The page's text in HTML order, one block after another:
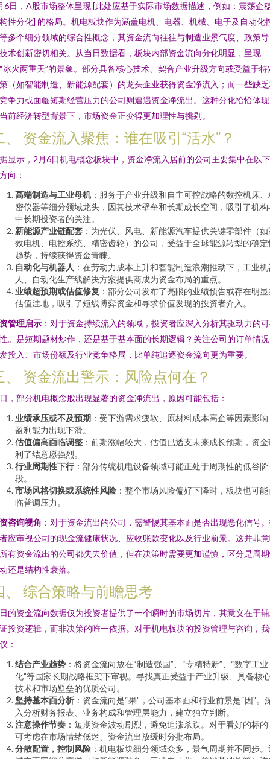
6日，A股市场整体呈现 [此处应基于实际市场数据描述，例如：震荡企
性分化] 的格局。机电板块作为涵盖电机、电器、机械、电子及自动化
多个细分领域的综合性概念，其资金流向往往与制造业景气度、政策
术创新密切相关。从当日数据看，板块内部资金流向分化明显，呈现
冰火两重天”的景象。部分具备核心技术、契合产业升级方向或受益于特
（如智能制造、新能源配套）的龙头企业获得资金净流入；而一些缺
争力或面临短期经营压力的公司则遭遇资金净流出。这种分化恰恰体
前经济转型背景下，市场资金正变得更加理性与挑剔。
、 资金流入聚焦：谁在吸引“活水”？
显示，2月6日机电概念板块中，资金净流入居前的公司主要集中在以
向：
高端制造与工业母机：服务于产业升级和自主可控战略的数控机床、
密仪器等细分领域龙头，因其技术壁垒和长期成长空间，吸引了机构
中长期投资者的关注。
新能源产业链配套 ：为光伏、风电、新能源汽车提供关键零部件（
效电机、电控系统、精密齿轮）的公司，受益于全球能源转型的确定
趋势，持续获得资金青睐。
自动化与机器人 ：在劳动力成本上升和智能制造浪潮推动下，工业机
人、自动化生产线解决方案提供商成为资金布局的重点。
业绩超预期或估值修复 ：部分公司发布了亮眼的业绩预告或存在明
估值洼地，吸引了短线博弈资金和寻求价值发现的投资者介入。
管理启示 ：对于资金持续流入的领域，投资者应深入分析其驱动力的
。是短期题材炒作，还是基于基本面的长期逻辑？关注公司的订单情
投入、市场份额及行业竞争格局，比单纯追逐资金流向更为重要。
、 资金流出警示：风险点何在？
，部分机电概念股出现显著的资金净流出，原因可能包括：
业绩承压或不及预期 ：受下游需求疲软、原材料成本高企等因素影
盈利能力出现下滑。
估值偏高面临调整 ：前期涨幅较大，估值已透支未来成长预期，资
利了结意愿强烈。
行业周期性下行 ：部分传统机电设备领域可能正处于周期性的低谷阶
段。
市场风格切换或系统性风险 ：整个市场风险偏好下降时，板块也可
临普调压力。
咨询视角 ：对于资金流出的公司，需警惕其基本面是否出现恶化信号
应审视公司的现金流健康状况、应收账款变化以及行业前景。这并非
有资金流出的公司都失去价值，但在决策时需要更加谨慎，区分是周
还是结构性衰落。
、 综合策略与前瞻思考
的资金流向数据仅为投资者提供了一个瞬时的市场切片，其意义在于
投资逻辑，而非决策的唯一依据。对于机电板块的投资管理与咨询，
：
结合产业趋势 ：将资金流向放在“制造强国”、“专精特新”、“数字工业
化”等国家长期战略框架下审视。寻找真正受益于产业升级、具备核
技术和市场壁垒的优质公司。
坚持基本面分析 ：资金流向是“果”，公司基本面和行业前景是“因”。
入分析财务报表、业务构成和管理层能力，建立独立判断。
注意操作节奏 ：短期资金波动剧烈，避免追涨杀跌。对于看好的标的
可考虑在市场情绪低迷、资金流出放缓时分批布局。
分散配置，控制风险 ：机电板块细分领域众多，景气周期并不同步